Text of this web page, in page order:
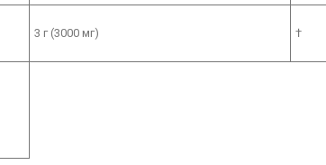
3 г (3000 мг) †